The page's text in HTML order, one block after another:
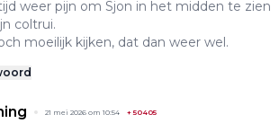
weer pijn om Sjon in het midden te zien
coltrui.
moeilijk kijken, dat dan weer wel.
21 mei 2026 om 10:54 +50405